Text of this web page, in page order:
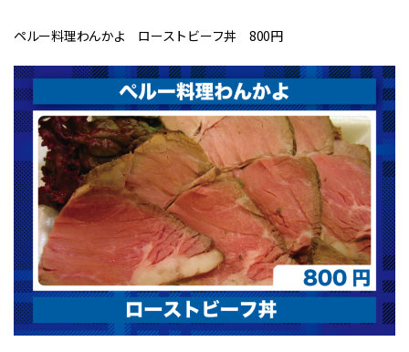
ペルー料理わんかよ ローストビーフ丼 800円